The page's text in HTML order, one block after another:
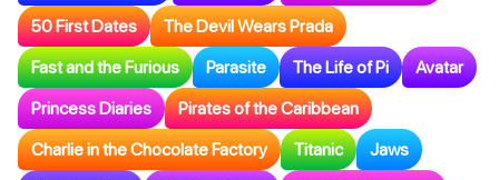
50 First Dates The Devil Wears Prada
Fast and the Furious Parasite The Life of Pi Avatar
Princess Diaries Pirates of the Caribbean
Charlie in the Chocolate Factory Titanic Jaws